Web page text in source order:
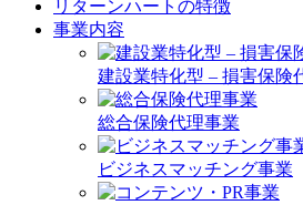
リターンハートの特徴
事業内容
建設業特化型 – 損害保険
総合保険代理事業
ビジネスマッチング事業